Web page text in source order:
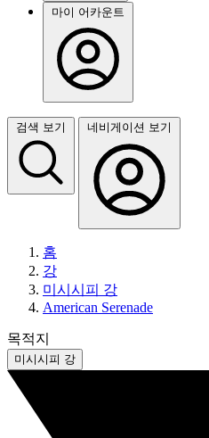
마이 어카운트
검색 보기 네비게이션 보기
홈
강
미시시피 강
American Serenade
목적지
미시시피 강